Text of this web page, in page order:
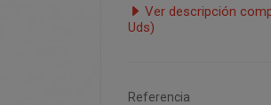
Ver descripción
Uds)
Referencia